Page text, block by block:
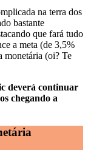
na terra dos
bastante
que fará tudo
a meta (de 3,5%
monetária (oi? Te
deverá continuar
chegando a